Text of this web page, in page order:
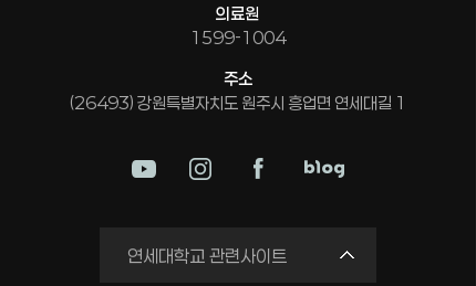
의료원
1599-1004
주소
(26493) 강원특별자치도 원주시 흥업면 연세대길 1
연세대학교 관련사이트
미래평생교육원